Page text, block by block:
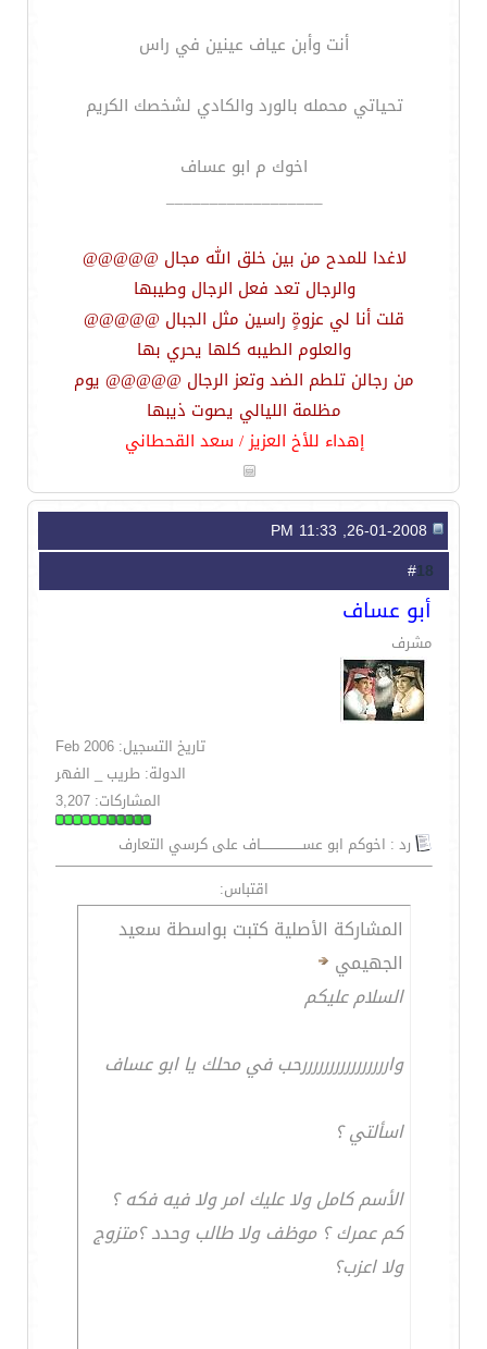
أنت وأبن عياف عينين في راس
تحياتي محمله بالورد والكادي لشخصك الكريم
اخوك م ابو عساف
__________________
لاغدا للمدح من بين خلق الله مجال @@@@@
والرجال تعد فعل الرجال وطيبها
قلت أنا لي عزوةٍ راسين مثل الجبال @@@@@
والعلوم الطيبه كلها يحري بها
من رجالن تلطم الضد وتعز الرجال @@@@@ يوم
مظلمة الليالي يصوت ذيبها
إهداء للأخ العزيز / سعد القحطاني
18
أبو عساف
مشرف
تاريخ التسجيل: Feb 2006
الدولة: طريب _ الفهر
المشاركات: 3,207
رد : اخوكم ابو عســـــــــــــــــــاف على كرسي التعارف
اقتباس:
المشاركة الأصلية كتبت بواسطة سعيد
الجهيمي
السلام عليكم
واررررررررررررررررحب في محلك يا ابو عساف
اسألتي ؟
الأسم كامل ولا عليك امر ولا فيه فكه ؟
كم عمرك ؟ موظف ولا طالب وحدد ؟متزوج
ولا اعزب؟